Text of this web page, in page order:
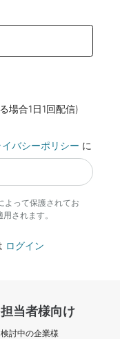
場合1日1回配信)
イバシーポリシー に
よって保護されてお
用されます。
ログイン
当者様向け
討中の企業様